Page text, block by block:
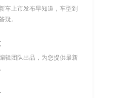
车上市发布早知道，车型到
疑。
辑团队出品，为您提供最新